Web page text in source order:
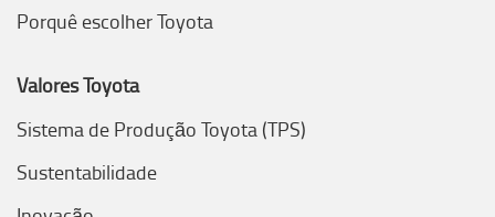
Porquê escolher Toyota
Valores Toyota
Sistema de Produção Toyota (TPS)
Sustentabilidade